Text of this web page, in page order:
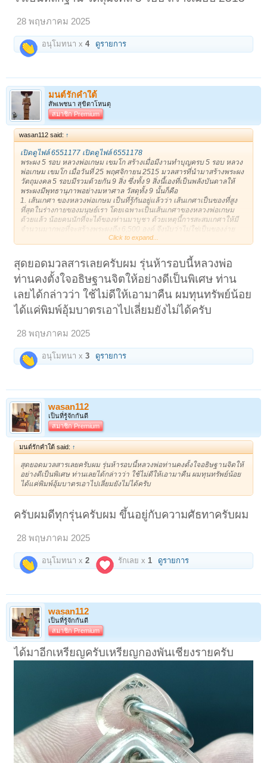
28 พฤษภาคม 2025
อนุโมทนา x4 ดูรายการ
มนต์รักคำใต้
สัพเพชนา สุขิตาโหนตุ
สมาชิก Premium
wasan112 said: ↑
เปิดดูไฟล์ 6551177 เปิดดูไฟล์ 6551178
พระผง 5 รอบ หลวงพ่อเกษม เขมโก สร้างเมื่อมีงานทำบุญครบ 5 รอบ หลวง
พ่อเกษม เขมโก เมื่อวันที่ 25 พฤศจิกายน 2515 มวลสารที่นำมาสร้างพระผง
วัตถุมงคล 5 รอบมีรวมด้วยกัน 9 สิ่ง ซึ่งทั้ง 9 สิ่งนี้เองที่เป็นพลังบันดาลให้
พระผงมีพุทธานุภาพอย่างมหาศาล วัสดุทั้ง 9 นั้นก็คือ
1. เส้นเกศา ของหลวงพ่อเกษม เป็นที่รู้กันอยู่แล้วว่า เส้นเกศาเป็นของที่สูง
ที่สุดในร่างกายของมนุษย์เรา โดยเฉพาะเป็นเส้นเกศาของหลวงพ่อเกษม
ด้วยแล้ว น้อยคนนักที่จะได้ของท่านมาบูชา ด้วยเหตุนี้การสะสมเกศาให้มี
จำนวนมากพอที่จะสร้างพระผงถึง 6,500 องค์ จึงนับว่าไม่ใช่เป็นของง่าย
2. จีวร สำหรับจีวรของหลวงพ่อเกษม ไม่เหมือนกับจีวรของภิกษุองค์อื่น ๆ ซึ่ง
หลวงพ่อเกษมอยู่กับตัวท่านจนหาที่ปะแทบไม่ได้ เป็นจีวรที่รับใช้ซับเหงื่อ
ไคล คุ้มร้อนคุ้มหนาวให้แก่ท่านและปกติหลวงพ่อก็อาบน้ำน้อย ปีหนึ่งอาบ
น้ำอย่างมากก็ราว 2-3 ครั้งเท่านั้น น้ำเหงื่อไคลนี้จะเกิดก็ตอนท่านเข้า
กรรมฐาน
3. ก้านธูป จากกระถางธูปของหลวงพ่อเกษม ซึ่งก้านธูปนี้นับเป็นสิ่งหนึ่งใน
พิธีกรรมพุทธศาสนา เป็นสื่อทางจิตของชาวพุทธทั้งมวล ปรากฏว่าทหาร
กองพลที่ 7 แห่งจังหวัดลำปาง เมื่อถึงคราวจะออกรบแนวหน้าได้ไปกราบ
ของดีนี้คือ ก้านธูป เมื่อทหารของชาติได้ก้านธูปไป และเกิดความเลื่อมใส
ภยันตรายได้ ไม่แพ้เครื่องรางประเภทอื่น ๆ
4. ดอกไม้บูชาพระ เฉพาะดอกไม้นี้ถ้าคุณประเวทย์ลูกศิษย์ของท่านไม่เก็บไว้
เห็น เมื่อสัมผัสทางตา นับเป็นสิ่งที่ไม่ควรขาดไปเสียจากชีวิตคนเรา
5. น้ำผึ้ง น้ำผึ้งนี้เป็นสิ่งที่ให้ความหวาน เป็นความสุขทางลิ้น นอกจากนั้น น้ำ
ผึ้งยังเป็นยาอายุวัฒนะ บำบัดโรคภัยไข้เจ็บได้อีกด้วย
6. น้ำมันตังอิ๊ว เป็นน้ำมันที่ให้ประโยชน์ทางด้านยึดเนื้อพระให้ผนึกแน่นเป็น
อันหนึ่งอันเดียวกัน หนำซ้ำยังมีประสิทธิภาพป้องกันน้ำ หรือสิ่งอื่นใดที่จะมา
แยกเนื้อให้สลายไป น้ำมันตังอิ๊วนี้จะเปรียบก็เหมือนสามัคคีธรรมที่ช่วยยึด
มนุษย์เรามุ่งมั่นสามัคคี บำเพ็ญไมตรีต่อกัน นับว่าเป็นสิ่งที่มีความหมายสูง
7. ปูนซีเมนต์ขาว เนื้อหาของปูนซีเมนต์ก็คือ ให้ประโยชน์ทางด้านเทคนิค
การสร้างพระที่ใช้ปูนขาวเข้ามามีส่วนด้วย ก็เพื่อให้เนื้อพระแข็งแกร่งและ
คงทน ความแข็งแกร่งเป็นที่ปรารถนาของชายฉกรรจ์ทั่วไป แต่ก็มีบางคนที่
อ่อนแอเป็นสมบัติส่วนตัว ฉะนั้นการที่มีพระอันจะมาเสริมความแข็งแกร่งขึ้น
8. แก้วโป่งข่าม ในสมัยนั้น (พ.ศ. 2515) ผู้คนทั่วไปต่างรู้จัก “แก้วโป่งข่าม”
ว่าจะมีอยู่ดาษดื่น อย่าเพิ่งเชื่อว่าดีเลิศทุกเม็ดไป เม็ดใดดีจึงจะมีอิทธิ
ปาฏิหาริย์ให้เห็น การเลือกเฟ้นแก้วโป่งข่ามที่มีคุณค่า นับเป็นการยากยิ่ง
และต้องปฏิบัติกันอย่างถูกต้องตามพิธีการ ไม่ใช่หากันอย่างง่าย ๆ อย่างใน
สมัยปัจจุบัน คุณสมบัติของแก้วโป่งข่ามนั้นเป็นแก้วที่ให้ความร่มเย็นเป็นสุข
อีกทั้งยังอยู่ยงคงกระพันชาตรีด้วย ยิ่งมาได้รับบารมีของหลวงพ่อเกษม ก็ยิ่ง
สมเด็จ” ของสมเด็จโต ก็มีกล้วยเป็นส่วนผสมเหมือนกัน หากแต่ใช้กล้วย
คนละชนิดเท่านั้น
ส่วนผสมทั้ง 9 อย่างนี้ จะเห็นได้ว่าเนื้อหาของพระผงจะสูงส่งวิเศษปานใด
และเมื่อบรรจุไว้ด้วยพลังจิตอันบริสุทธิ์ของหลวงพ่อเกษม ด้วยแล้วก็เป็นของ
แน่ที่สุดว่ายอดเยี่ยมอย่างไม่มีปัญหา จากบันทึกในหนังสือที่พิมพ์ในงาน
ฉลองอายุ 5 รอบ เมื่อวันที่ 28 พฤศจิกายน 2515 ได้บันทึกเอาไว้ว่า พระผงนี้
มีจำนวน 6,500 องค์ ส่วนเหรียญนั้นมีจำนวน 5,000 เหรียญ ต่อมาเมื่อเจ้า
พระผงวัตถุมงคล 5 รอบเพิ่มเติม โดยนำพระผงที่เหลือและพระที่ชำรุด
ทั้งหมดมาบด แล้วสร้างเพิ่มอีกประมาณร้อยกว่าองค์ และได้ทูลเกล้าถวาย
เจ้าฟ้าชายไป 9 องค์ ต่อจากนั้นก็ทำตำหนิแม่พิมพ์และถ่ายภาพเอาไว้เป็น
หลักฐาน วัตถุมงคล 5 รอบ สร้างเมื่อปี 2515
Click to expand...
สุดยอดมวลสารเลยครับผม รุ่นห้ารอบนี้หลวงพ่อ
ท่านคงตั้งใจอธิษฐานจิตให้อย่างดีเป็นพิเศษ ท่าน
เลยได้กล่าวว่า ใช้ไม่ดีให้เอามาคืน ผมทุนทรัพย์น้อย
ได้แค่พิมพ์อุ้มบาตรเอาไปเลี่ยมยังไม่ได้ครับ
28 พฤษภาคม 2025
อนุโมทนา x3 ดูรายการ
wasan112
เป็นที่รู้จักกันดี
สมาชิก Premium
มนต์รักคำใต้ said: ↑
สุดยอดมวลสารเลยครับผม รุ่นห้ารอบนี้หลวงพ่อท่านคงตั้งใจอธิษฐานจิตให้
อย่างดีเป็นพิเศษ ท่านเลยได้กล่าวว่า ใช้ไม่ดีให้เอามาคืน ผมทุนทรัพย์น้อย
ได้แค่พิมพ์อุ้มบาตรเอาไปเลี่ยมยังไม่ได้ครับ
ครับผมดีทุกรุ่นครับผม ขึ้นอยู่กับความศัธทาครับผม
28 พฤษภาคม 2025
อนุโมทนา x2 รักเลย x1 ดูรายการ
wasan112
เป็นที่รู้จักกันดี
สมาชิก Premium
ได้มาอีกเหรียญครับเหรียญกองพันเชียงรายครับ